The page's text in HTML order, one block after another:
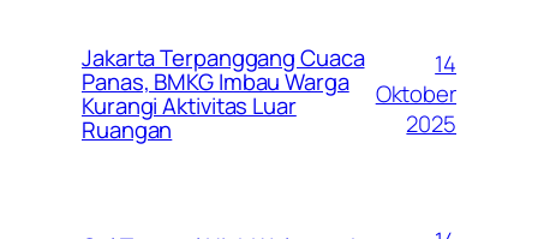
Jakarta Terpanggang Cuaca
Panas, BMKG Imbau Warga
Kurangi Aktivitas Luar
Ruangan
14
Oktober
2025